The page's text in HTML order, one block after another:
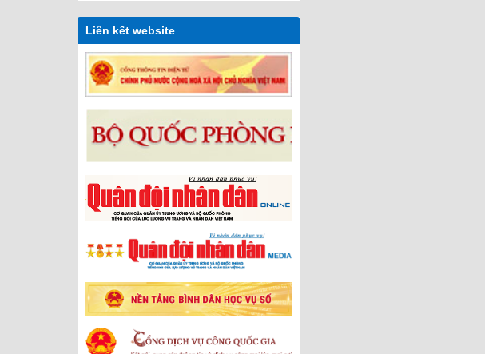
Liên kết website